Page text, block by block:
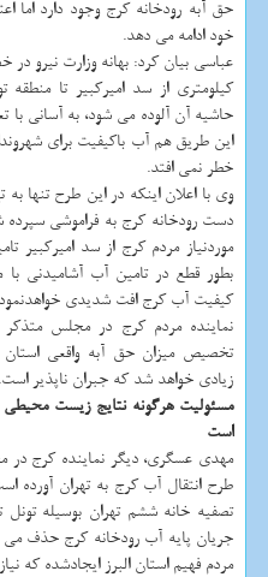
حق آبه رودخانه کرج وجود دارد اما
خود ادامه می دهد.
کیلومتری از سد امیرکبیر تا
حاشیه آن آلوده می شود، به آسانی
این طریق هم آب باکیفیت برای
خطر نمی افتد.
وی با اعلان اینکه در این طرح تنها
دست رودخانه کرج به فراموشی سپرده
موردنیاز مردم کرج از سد امیرکبیر
بطور قطع در تامین آب آشامیدنی
کیفیت آب کرج افت شدیدی
نماینده مردم کرج در مجلس
تخصیص میزان حق آبه واقعی
زیادی خواهد شد که جبران ناپذیر است.
مسئولیت هرگونه نتایج زیست محیطی
است
مهدی عسگری، دیگر نماینده کرج در
طرح انتقال آب کرج به تهران آورده
جریان پایه آب رودخانه کرج حذف
مردم فهیم استان البرز ایجادشده که